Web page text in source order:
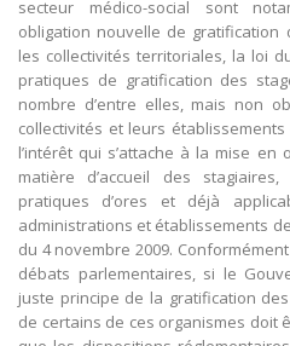
secteur médico-social sont
obligation nouvelle de gratification
les collectivités territoriales, la loi
pratiques de gratification des
nombre d’entre elles, mais non
collectivités et leurs
l’intérêt qui s’attache à la mise
matière d’accueil des
pratiques d’ores et déjà
administrations et établissements
du 4 novembre 2009.
débats parlementaires, si le
juste principe de la gratification
de certains de ces organismes doit